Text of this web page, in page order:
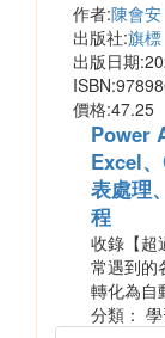
作者:陳會安
出版社:旗標
出版日期
價格:47.25
Power
Excel
表處理
程
收錄【超
常遇到的
轉化為自
分類：